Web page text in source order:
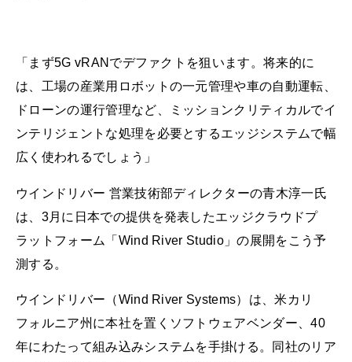
「まず5G vRANでデファクトを狙います。将来的に
は、工場の産業用ロボットの一元管理や車の自動運転、
ドローンの運行管理など、ミッションクリティカルでイ
ンテリジェントな処理を必要とするエッジシステムで幅
広く使われるでしょう」
ウインドリバー 営業技術部ディレクターの青木淳一氏
は、3月に日本での提供を発表したエッジクラウドプ
ラットフォーム「Wind River Studio」の展開をこう予
測する。
ウインドリバー（Wind River Systems）は、米カリ
フォルニア州に本社を置くソフトウェアベンダー、40
年にわたって組み込みシステムを手掛ける。同社のリア